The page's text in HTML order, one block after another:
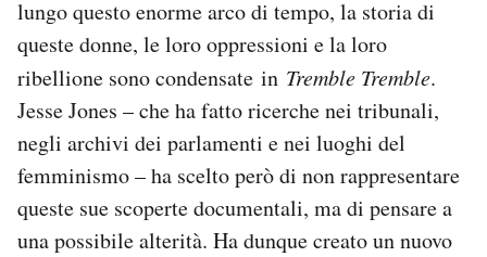
lungo questo enorme arco di tempo, la storia di
queste donne, le loro oppressioni e la loro
ribellione sono condensate in Tremble Tremble.
Jesse Jones – che ha fatto ricerche nei tribunali,
negli archivi dei parlamenti e nei luoghi del
femminismo – ha scelto però di non rappresentare
queste sue scoperte documentali, ma di pensare a
una possibile alterità. Ha dunque creato un nuovo